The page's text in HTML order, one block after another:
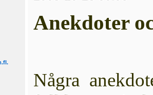
Anekdoter
Några